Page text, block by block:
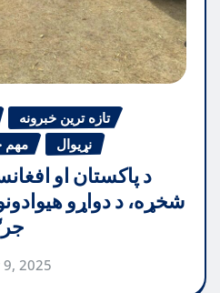
تازه ترین خبرونه
مهم نړیوال
د پاکستان او
شخړه، د دواړو
2025